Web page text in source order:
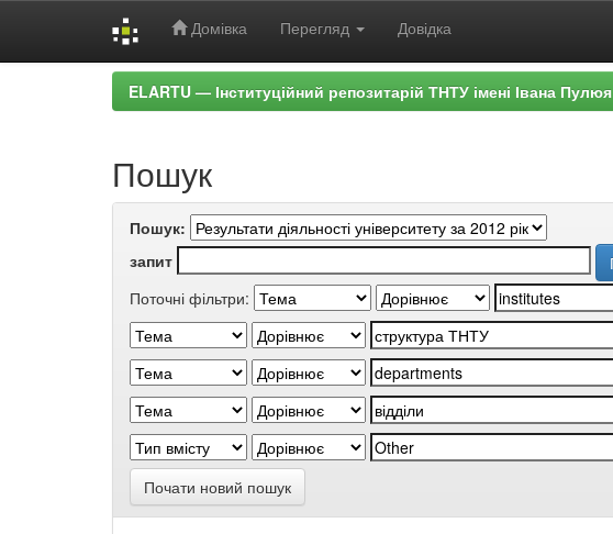
Домівка Перегляд Довідка
ELARTU — Інституційний репозитарій ТНТУ імені Івана Пулюя
Пошук
Пошук:
запит
Поточні фільтри:
Почати новий пошук